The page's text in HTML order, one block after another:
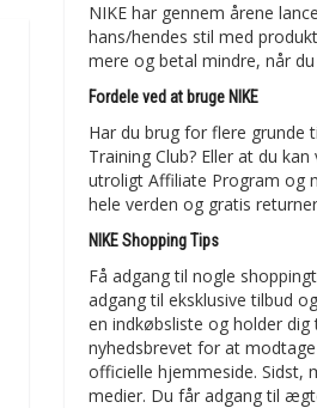
NIKE har gennem årene
hans/hendes stil med
mere og betal mindre, når
Fordele ved at bruge NIKE
Har du brug for flere grunde
Training Club? Eller at du
utroligt Affiliate Program og
hele verden og gratis
NIKE Shopping Tips
Få adgang til nogle
adgang til eksklusive tilbud
en indkøbsliste og holder
nyhedsbrevet for at
officielle hjemmeside. Sidst,
medier. Du får adgang til